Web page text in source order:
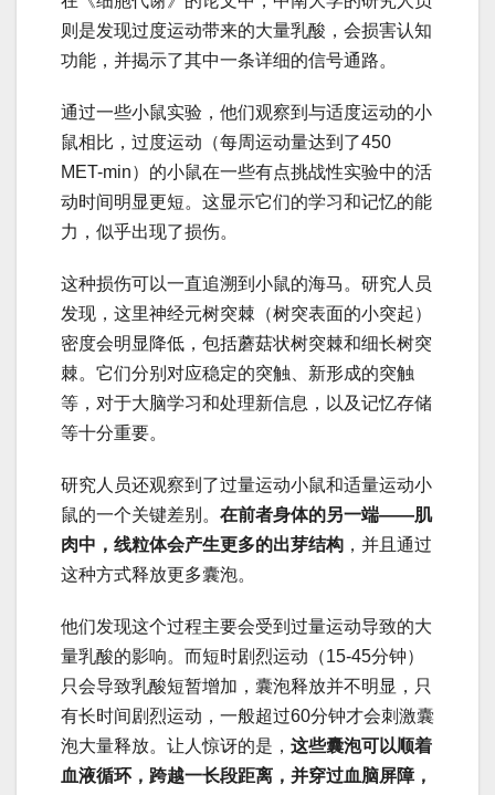
则是发现过度运动带来的大量乳酸，会损害认知
功能，并揭示了其中一条详细的信号通路。
通过一些小鼠实验，他们观察到与适度运动的小
鼠相比，过度运动（每周运动量达到了450
MET-min）的小鼠在一些有点挑战性实验中的活
动时间明显更短。这显示它们的学习和记忆的能
力，似乎出现了损伤。
这种损伤可以一直追溯到小鼠的海马。研究人员
发现，这里神经元树突棘（树突表面的小突起）
密度会明显降低，包括蘑菇状树突棘和细长树突
棘。它们分别对应稳定的突触、新形成的突触
等，对于大脑学习和处理新信息，以及记忆存储
等十分重要。
研究人员还观察到了过量运动小鼠和适量运动小
鼠的一个关键差别。 在前者身体的另一端——肌
肉中，线粒体会产生更多的出芽结构 ，并且通过
这种方式释放更多囊泡。
他们发现这个过程主要会受到过量运动导致的大
量乳酸的影响。而短时剧烈运动（15-45分钟）
只会导致乳酸短暂增加，囊泡释放并不明显，只
有长时间剧烈运动，一般超过60分钟才会刺激囊
泡大量释放。让人惊讶的是， 这些囊泡可以顺着
血液循环，跨越一长段距离，并穿过血脑屏障，